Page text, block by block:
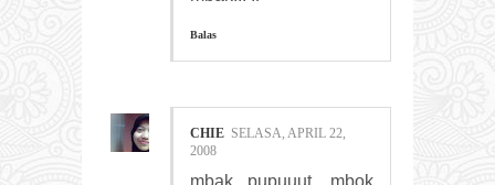
Balas
CHIE SELASA, APRIL 22,
2008
mbak pupuuut, mbok